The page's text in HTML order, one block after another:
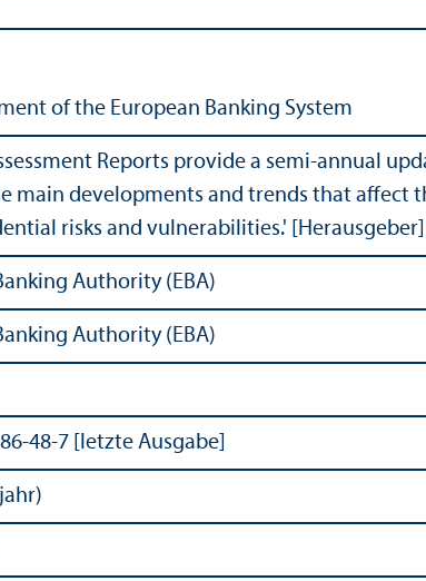
of the European Banking System
Reports provide a semi-annual
main developments and trends that affect
risks and vulnerabilities.' [Herausgeber]
Authority (EBA)
Authority (EBA)
48-7 [letzte Ausgabe]